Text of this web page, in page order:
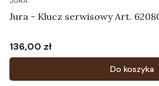
Jura - Klucz serwisowy Art.
Cena
136,00 zł
Do koszyka